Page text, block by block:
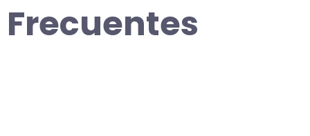
Frecuentes